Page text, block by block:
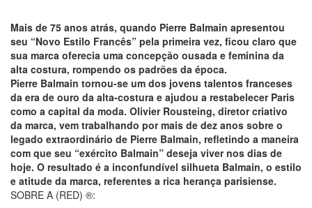
Mais de 75 anos atrás, quando Pierre Balmain apresentou
seu “Novo Estilo Francês” pela primeira vez, ficou claro que
sua marca oferecia uma concepção ousada e feminina da
alta costura, rompendo os padrões da época.
Pierre Balmain tornou-se um dos jovens talentos franceses
da era de ouro da alta-costura e ajudou a restabelecer Paris
como a capital da moda. Olivier Rousteing, diretor criativo
da marca, vem trabalhando por mais de dez anos sobre o
legado extraordinário de Pierre Balmain, refletindo a maneira
com que seu “exército Balmain” deseja viver nos dias de
hoje. O resultado é a inconfundível silhueta Balmain, o estilo
e atitude da marca, referentes a rica herança parisiense.
SOBRE A (RED) ®: